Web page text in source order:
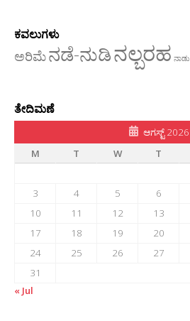
ಕವಲುಗಳು
ಅರಿಮೆನಡೆ-ನುಡಿನಲ್ಬರಹ ನಾಡು
ತೇದಿಮಣೆ
ಆಗಸ್ಟ್ 2026
M
T W T
3
4 5 6
10
11 12 13
17
18 19 20
24
25 26 27
31
« Jul